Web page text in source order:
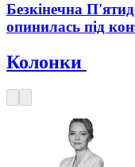
Безкінечна
опинилась під
Колонки